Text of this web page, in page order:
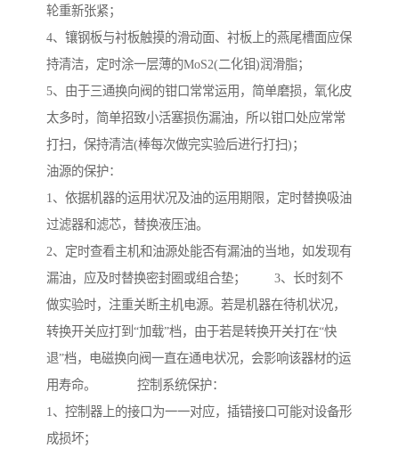
轮重新张紧；
4、镶钢板与衬板触摸的滑动面、衬板上的燕尾槽面应保
持清洁，定时涂一层薄的MoS2(二化钼)润滑脂；
5、由于三通换向阀的钳口常常运用，简单磨损，氧化皮
太多时，简单招致小活塞损伤漏油，所以钳口处应常常
打扫，保持清洁(棒每次做完实验后进行打扫)；
油源的保护：
1、依据机器的运用状况及油的运用期限，定时替换吸油
过滤器和滤芯，替换液压油。
2、定时查看主机和油源处能否有漏油的当地，如发现有
漏油，应及时替换密封圈或组合垫； 3、长时刻不
做实验时，注重关断主机电源。若是机器在待机状况，
转换开关应打到“加载”档，由于若是转换开关打在“快
退”档，电磁换向阀一直在通电状况，会影响该器材的运
用寿命。 控制系统保护：
1、控制器上的接口为一一对应，插错接口可能对设备形
成损坏；